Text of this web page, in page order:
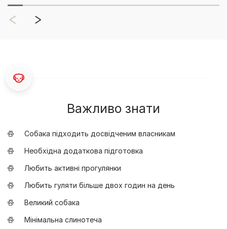
Важливо знати
Собака підходить досвідченим власникам
Необхідна додаткова підготовка
Любить активні прогулянки
Любить гуляти більше двох годин на день
Великий собака
Мінімальна слинотеча